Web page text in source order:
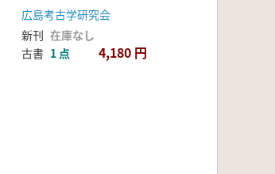
広島考古学研究会
新刊 在庫なし
古書 1 点 4,180 円